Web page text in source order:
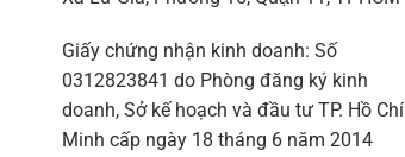
Giấy chứng nhận kinh doanh: Số
0312823841 do Phòng đăng ký kinh
doanh, Sở kế hoạch và đầu tư TP. Hồ Chí
Minh cấp ngày 18 tháng 6 năm 2014